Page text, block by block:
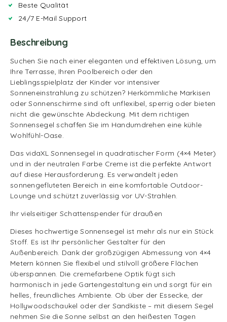
Beste Qualität
24/7 E-Mail Support
Beschreibung
Suchen Sie nach einer eleganten und effektiven Lösung, um
Ihre Terrasse, Ihren Poolbereich oder den
Lieblingsspielplatz der Kinder vor intensiver
Sonneneinstrahlung zu schützen? Herkömmliche Markisen
oder Sonnenschirme sind oft unflexibel, sperrig oder bieten
nicht die gewünschte Abdeckung. Mit dem richtigen
Sonnensegel schaffen Sie im Handumdrehen eine kühle
Wohlfühl-Oase.
Das vidaXL Sonnensegel in quadratischer Form (4×4 Meter)
und in der neutralen Farbe Creme ist die perfekte Antwort
auf diese Herausforderung. Es verwandelt jeden
sonnengefluteten Bereich in eine komfortable Outdoor-
Lounge und schützt zuverlässig vor UV-Strahlen.
Ihr vielseitiger Schattenspender für draußen
Dieses hochwertige Sonnensegel ist mehr als nur ein Stück
Stoff. Es ist Ihr persönlicher Gestalter für den
Außenbereich. Dank der großzügigen Abmessung von 4×4
Metern können Sie flexibel und stilvoll größere Flächen
überspannen. Die cremefarbene Optik fügt sich
harmonisch in jede Gartengestaltung ein und sorgt für ein
helles, freundliches Ambiente. Ob über der Essecke, der
Hollywoodschaukel oder der Sandkiste – mit diesem Segel
nehmen Sie die Sonne selbst an den heißesten Tagen